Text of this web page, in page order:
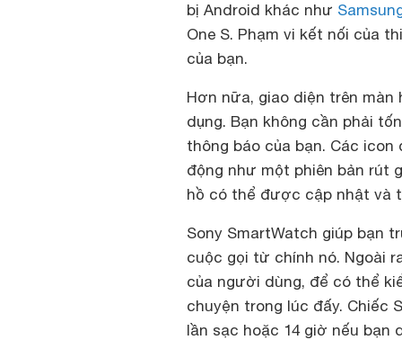
bị Android khác như
One S. Phạm vi kết nối của
của bạn.
Hơn nữa, giao diện trên màn
dụng. Bạn không cần phải
thông báo của bạn. Các
động như một phiên bản rút
hồ có thể được cập nhật và
Sony SmartWatch giúp bạn
cuộc gọi từ chính nó. Ngoài
của người dùng, để có thể
chuyện trong lúc đấy. Chiếc
lần sạc hoặc 14 giờ nếu bạn